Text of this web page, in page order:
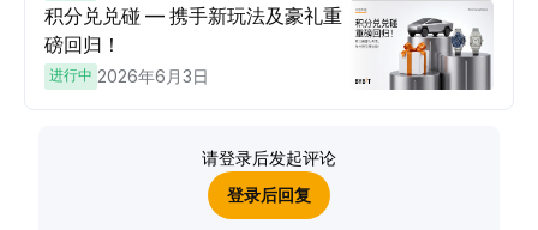
积分兑兑碰 — 携手新玩法及豪礼重
磅回归！
进行中 2026年6月3日
请登录后发起评论
登录后回复